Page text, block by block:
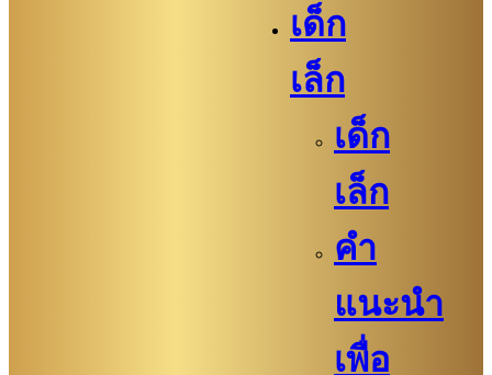
เด็ก
เล็ก
เด็ก
เล็ก
คำ
แนะนำ
เพื่อ